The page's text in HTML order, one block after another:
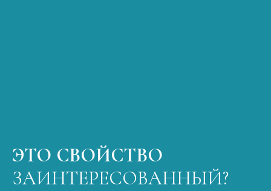
ЭТО СВОЙСТВО
ЗАИНТЕРЕСОВАННЫЙ?